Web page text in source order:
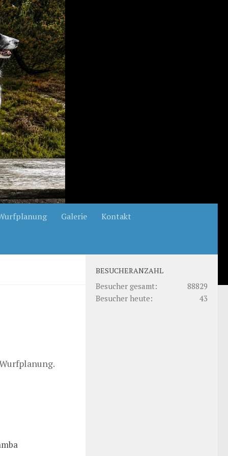
Galerie Kontakt
BESUCHERANZAHL
88829
Besucher gesamt:
43
Besucher heute: